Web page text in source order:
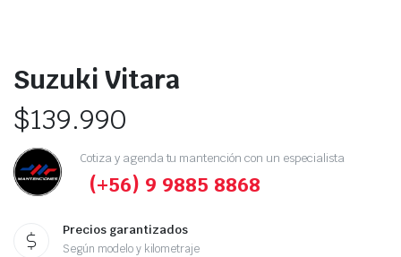
Suzuki Vitara
$139.990
Cotiza y agenda tu mantención con un especialista
(+56) 9 9885 8868
Precios garantizados
Según modelo y kilometraje